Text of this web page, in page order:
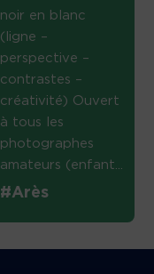
noir en blanc
(ligne –
perspective –
contrastes –
créativité) Ouvert
à tous les
photographes
amateurs (enfant...
#Arès